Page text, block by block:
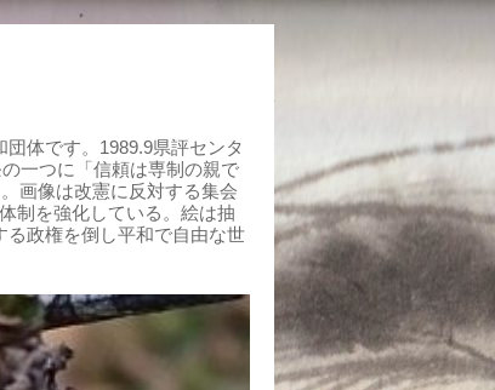
体です。1989.9県評センタ
一つに「信頼は専制の親で
画像は改憲に反対する集会
制を強化している。絵は抽
る政権を倒し平和で自由な世